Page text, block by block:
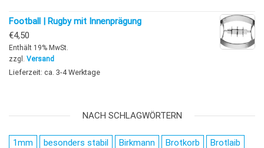
Football | Rugby mit Innenprägung
€4,50
Enthält 19% MwSt.
zzgl. Versand
Lieferzeit: ca. 3-4 Werktage
NACH SCHLAGWÖRTERN
1mm besonders stabil Birkmann Brotkorb
Brotlaib